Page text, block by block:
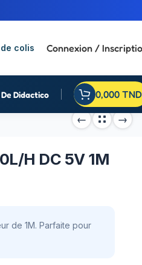
colis Connexion /
Didactico 0,000 TND
H DC 5V 1M
de 1M. Parfaite pour